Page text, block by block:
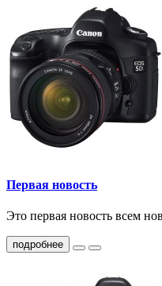
Первая новость
Это первая новость всем
подробнее